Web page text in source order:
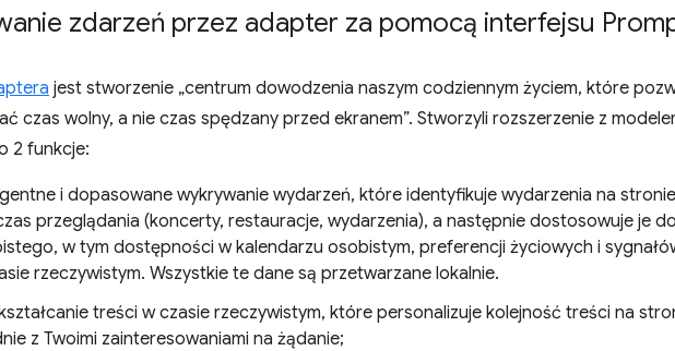
zdarzeń przez adapter za pomocą interfejsu
jest stworzenie „centrum dowodzenia naszym codziennym życiem, które
czas wolny, a nie czas spędzany przed ekranem”. Stworzyli rozszerzenie z
2 funkcje:
i dopasowane wykrywanie wydarzeń, które identyfikuje wydarzenia na
przeglądania (koncerty, restauracje, wydarzenia), a następnie dostosowuje je
w tym dostępności w kalendarzu osobistym, preferencji życiowych i
rzeczywistym. Wszystkie te dane są przetwarzane lokalnie.
treści w czasie rzeczywistym, które personalizuje kolejność treści na
z Twoimi zainteresowaniami na żądanie;